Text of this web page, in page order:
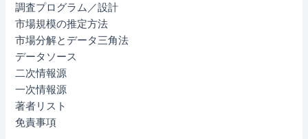
調査プログラム／設計
市場規模の推定方法
市場分解とデータ三角法
データソース
二次情報源
一次情報源
著者リスト
免責事項